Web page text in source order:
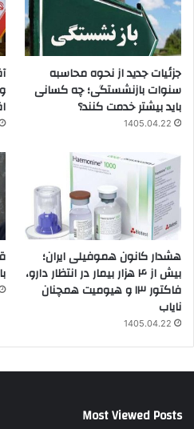
جزئیات جدید از نحوه محاسبه
سنوات بازنشستگی؛ چه کسانی
باید بیشتر خدمت کنند؟
1405.04.22
هشدار کانون هموفیلی ایران؛
بیش از ۴ هزار بیمار در انتظار دارو،
فاکتور ۱۳ و هیومیت همچنان
نایاب
1405.04.22
Most Viewed Posts